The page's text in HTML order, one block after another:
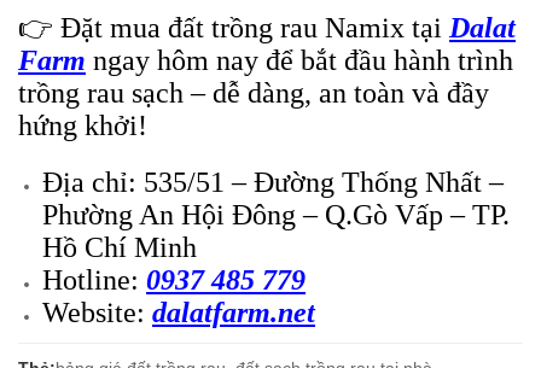
👉 Đặt mua đất trồng rau Namix tại Dalat
Farm ngay hôm nay để bắt đầu hành trình
trồng rau sạch – dễ dàng, an toàn và đầy
hứng khởi!
Địa chỉ: 535/51 – Đường Thống Nhất –
Phường An Hội Đông – Q.Gò Vấp –TP.
Hồ Chí Minh
Hotline: 0937 485 779
Website: dalatfarm.net